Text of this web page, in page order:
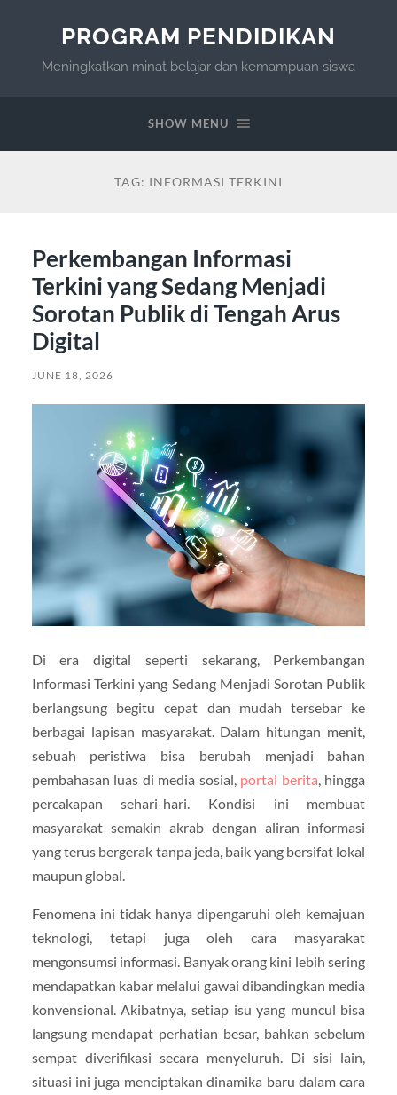
PROGRAM PENDIDIKAN
Meningkatkan minat belajar dan kemampuan siswa
SHOW MENU
TAG: INFORMASI TERKINI
Perkembangan Informasi
Terkini yang Sedang Menjadi
Sorotan Publik di Tengah Arus
Digital
JUNE 18, 2026
Di era digital seperti sekarang, Perkembangan
Informasi Terkini yang Sedang Menjadi Sorotan Publik
berlangsung begitu cepat dan mudah tersebar ke
berbagai lapisan masyarakat. Dalam hitungan menit,
sebuah peristiwa bisa berubah menjadi bahan
pembahasan luas di media sosial, portal berita , hingga
percakapan sehari-hari. Kondisi ini membuat
masyarakat semakin akrab dengan aliran informasi
yang terus bergerak tanpa jeda, baik yang bersifat lokal
maupun global.
Fenomena ini tidak hanya dipengaruhi oleh kemajuan
teknologi, tetapi juga oleh cara masyarakat
mengonsumsi informasi. Banyak orang kini lebih sering
mendapatkan kabar melalui gawai dibandingkan media
konvensional. Akibatnya, setiap isu yang muncul bisa
langsung mendapat perhatian besar, bahkan sebelum
sempat diverifikasi secara menyeluruh. Di sisi lain,
situasi ini juga menciptakan dinamika baru dalam cara